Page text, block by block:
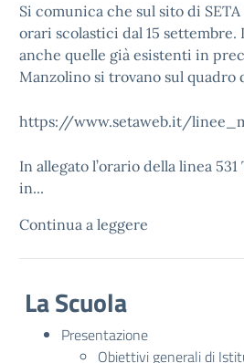
Si comunica che sul sito di
orari scolastici dal 15 settembre.
anche quelle già esistenti in
Manzolino si trovano sul quadro
https://www.setaweb.it/
In allegato l’orario della linea 531
in...
Continua a leggere
La Scuola
Presentazione
Obiettivi generali di